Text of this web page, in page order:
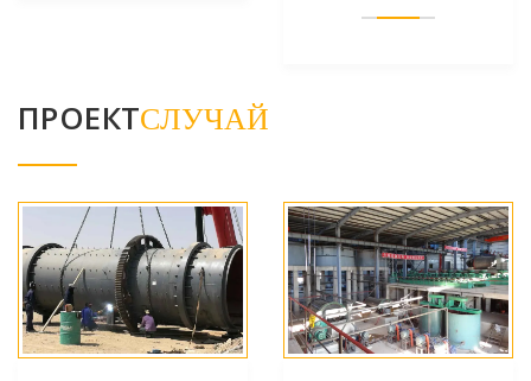
ПРОЕКТСЛУЧАЙ